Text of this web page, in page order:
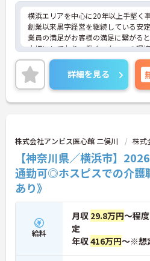
て黒字経営を達成している確固たる経
で、将来的な法人の存続不安を感じ
に集中できます
・マネジメント研修など、継続的な
性や思考力をさらに深めていける環
横浜エリアを中心に20年以上手堅く
創業以来黒字経営を継続している安
業員の満足がお客様の満足に繋がる
大切にしており、働くスタッフの環
ています。特に介護DXの推進に積極
力システムやタブレット記録、睡眠見
等を全社的に導入し、スタッフの業
負担の軽減を実現しています。給与
士の資格を高く評価し、充実した手
社で運営する研修センターでの無料
マネジメント研修など、教育制度も
す。充実した設備と手厚いバックアッ
で、資格を活かして専門性を磨きな
据えて長く働き続けられる環境が整
★おすすめPOINT★
【最新の介護DX導入で業務の負担を
・AI音声入力システムや睡眠見守りセ
CT設備を導入し、記録業務や夜間の
減しています
・インカムを通じてスタッフ同士が
詳細を見る
株式会社アンビス医心館 二俣川 株式
【神奈川県／横浜市】
通勤可◎ホスピスでの介護
あり》
給料
月収 29.8万円～程
定
年収416万円～※想